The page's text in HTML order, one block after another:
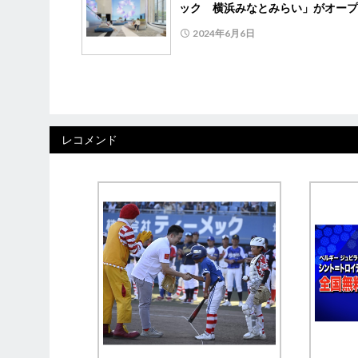
ック 横浜みなとみらい」がオー
2024年6月6日
レコメンド